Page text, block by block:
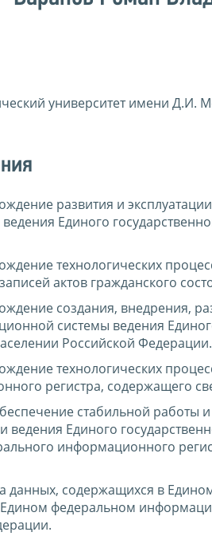
университет имени Д.И.
развития и
Единого
технологических
актов гражданского
создания, внедрения,
системы ведения
Российской Федерации.
технологических
регистра, содержащего
стабильной работы и
Единого
информационного
данных, содержащихся в
Едином федеральном